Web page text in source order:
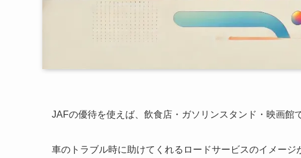
JAFの優待を使えば、飲食店・ガソリンスタンド・映画館
車のトラブル時に助けてくれるロードサービスのイメージ